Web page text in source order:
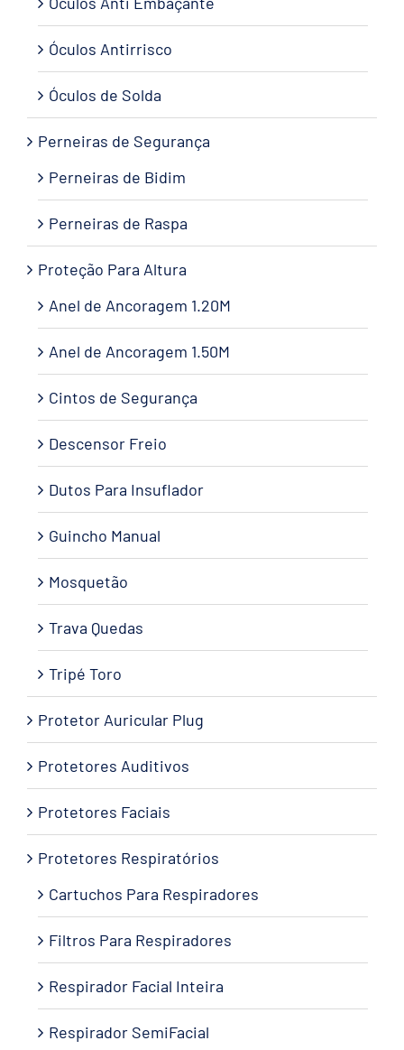
Óculos Antirrisco
Óculos de Solda
Perneiras de Segurança
Perneiras de Bidim
Perneiras de Raspa
Proteção Para Altura
Anel de Ancoragem 1.20M
Anel de Ancoragem 1.50M
Cintos de Segurança
Descensor Freio
Dutos Para Insuflador
Guincho Manual
Mosquetão
Trava Quedas
Tripé Toro
Protetor Auricular Plug
Protetores Auditivos
Protetores Faciais
Protetores Respiratórios
Cartuchos Para Respiradores
Filtros Para Respiradores
Respirador Facial Inteira
Respirador SemiFacial